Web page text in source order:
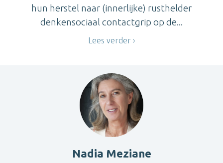
hun herstel naar (innerlijke) rusthelder
denkensociaal contactgrip op de...
Lees verder
Nadia Meziane